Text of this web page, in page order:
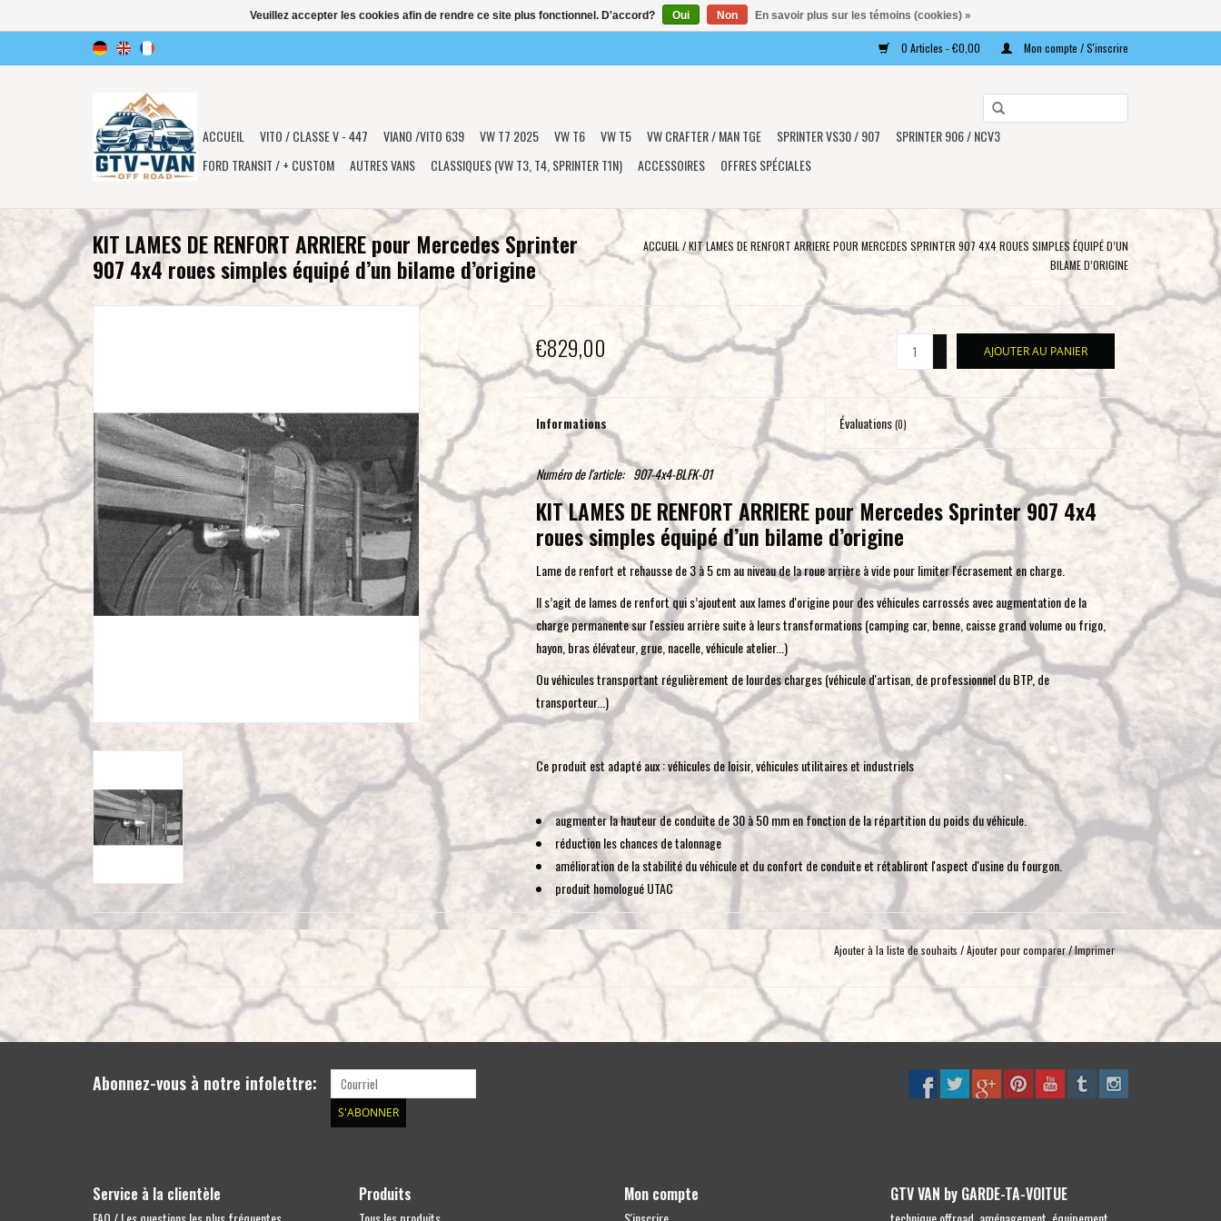
0 Articles - €0,00 Mon compte / S'inscrire
sélectionner
résultat
Entrée
pour
de
recherche
sélectionné.
Les
utilisateurs
d'appareils
tactiles
peuvent
de
gestes
tels
toucher
et
glisser.
ACCUEIL VITO / CLASSE V - 447 VIANO /VITO 639 VW T7 2025 VW T6 VW T5 VW CRAFTER / MAN TGE SPRINTER VS30 / 907
SPRINTER 906 / NCV3
FORD TRANSIT / + CUSTOM
AUTRES VANS CLASSIQUES (VW T3, T4, SPRINTER T1N) ACCESSOIRES OFFRES SPÉCIALES
KIT LAMES DE RENFORT ARRIERE pour Mercedes Sprinter
907 4x4 roues simples équipé d’un bilame d’origine
ACCUEIL/KIT LAMES DE RENFORT ARRIERE POUR MERCEDES SPRINTER 907 4X4 ROUES SIMPLES ÉQUIPÉ D’UN
BILAME D’ORIGINE
€829,00 AJOUTER AU PANIER
Informations Évaluations(0)
Numéro de l'article: 907-4x4-BLFK-01
KIT LAMES DE RENFORT ARRIERE pour Mercedes Sprinter 907 4x4
roues simples équipé d’un bilame d’origine
Lame de renfort et rehausse de 3 à 5 cm au niveau de la roue arrière à vide pour limiter l'écrasement en charge.
Il s’agit de lames de renfort qui s’ajoutent aux lames d'origine pour des véhicules carrossés avec augmentation de la
charge permanente sur l'essieu arrière suite à leurs transformations (camping car, benne, caisse grand volume ou frigo,
hayon, bras élévateur, grue, nacelle, véhicule atelier...)
Ou véhicules transportant régulièrement de lourdes charges (véhicule d'artisan, de professionnel du BTP, de
transporteur...)
Ce produit est adapté aux : véhicules de loisir, véhicules utilitaires et industriels
augmenter la hauteur de conduite de 30 à 50 mm en fonction de la répartition du poids du véhicule.
réduction les chances de talonnage
amélioration de la stabilité du véhicule et du confort de conduite et rétabliront l'aspect d'usine du fourgon.
produit homologué UTAC
Ce kit de suspension peut être complètement retiré, ce qui permet de ramener le véhicule à la configuration d'origine si
vous le souhaitez.
COMPOSANTS INCLUS:
pack de ressorts à lames (1 par côté)
U-boulons pour l'installation
Ajouter à la liste de souhaits /Ajouter pour comparer/Imprimer
Abonnez-vous à notre infolettre:
S'ABONNER
Service à la clientèle Produits Mon compte GTV VAN by GARDE-TA-VOITUE
Veuillez accepter les cookies afin de rendre ce site plus fonctionnel. D'accord? Oui Non En savoir plus sur les témoins (cookies) »